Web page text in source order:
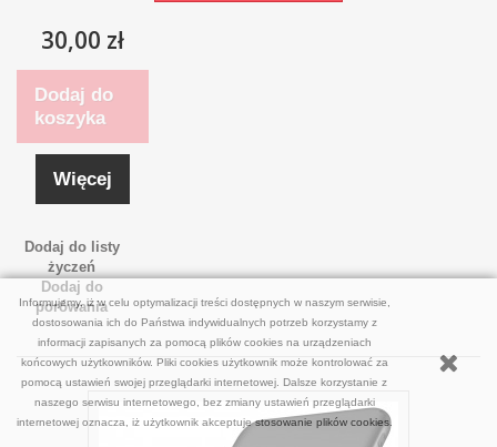
Informujemy, iż w celu optymalizacji treści dostępnych w naszym serwisie,
dostosowania ich do Państwa indywidualnych potrzeb korzystamy z
informacji zapisanych za pomocą plików cookies na urządzeniach
końcowych użytkowników. Pliki cookies użytkownik może kontrolować za
pomocą ustawień swojej przeglądarki internetowej. Dalsze korzystanie z
naszego serwisu internetowego, bez zmiany ustawień przeglądarki
internetowej oznacza, iż użytkownik akceptuje stosowanie plików cookies.
30,00 zł
Dodaj do
koszyka
Więcej
Dodaj do listy
życzeń
Dodaj do
porówania